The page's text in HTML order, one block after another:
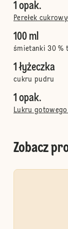
1 opak.
Perełek
100 ml
śmietanki 30 %
1 łyżeczka
cukru pudru
1 opak.
Lukru gotowego
Zobacz